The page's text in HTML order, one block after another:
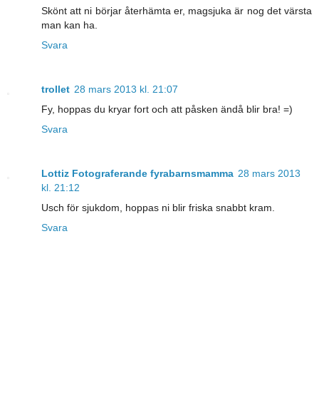
Skönt att ni börjar återhämta er, magsjuka är nog det värsta
man kan ha.
Svara
trollet 28 mars 2013 kl. 21:07
Fy, hoppas du kryar fort och att påsken ändå blir bra! =)
Svara
Lottiz Fotograferande fyrabarnsmamma 28 mars 2013
kl. 21:12
Usch för sjukdom, hoppas ni blir friska snabbt kram.
Svara